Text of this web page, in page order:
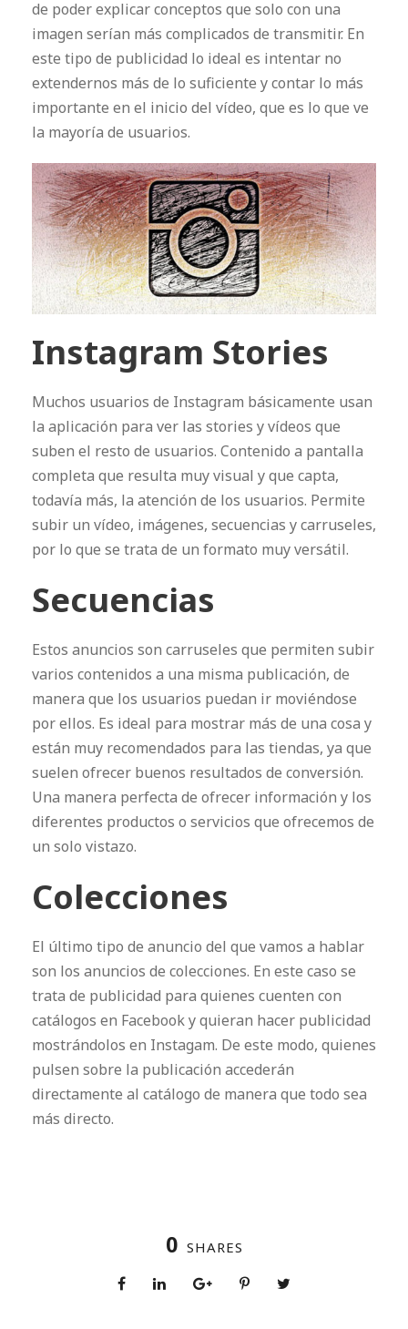
de poder explicar conceptos que solo con una
imagen serían más complicados de transmitir. En
este tipo de publicidad lo ideal es intentar no
extendernos más de lo suficiente y contar lo más
importante en el inicio del vídeo, que es lo que ve
la mayoría de usuarios.
Instagram Stories
Muchos usuarios de Instagram básicamente usan
la aplicación para ver las stories y vídeos que
suben el resto de usuarios. Contenido a pantalla
completa que resulta muy visual y que capta,
todavía más, la atención de los usuarios. Permite
subir un vídeo, imágenes, secuencias y carruseles,
por lo que se trata de un formato muy versátil.
Secuencias
Estos anuncios son carruseles que permiten subir
varios contenidos a una misma publicación, de
manera que los usuarios puedan ir moviéndose
por ellos. Es ideal para mostrar más de una cosa y
están muy recomendados para las tiendas, ya que
suelen ofrecer buenos resultados de conversión.
Una manera perfecta de ofrecer información y los
diferentes productos o servicios que ofrecemos de
un solo vistazo.
Colecciones
El último tipo de anuncio del que vamos a hablar
son los anuncios de colecciones. En este caso se
trata de publicidad para quienes cuenten con
catálogos en Facebook y quieran hacer publicidad
mostrándolos en Instagam. De este modo, quienes
pulsen sobre la publicación accederán
directamente al catálogo de manera que todo sea
más directo.
0 SHARES